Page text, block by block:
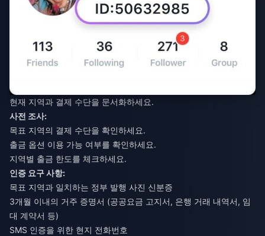
현재 지역과 결제 수단을 문서화하세요.
사전 조사:
목표 지역의 결제 수단을 확인하세요.
출금 옵션 이용 가능 여부를 확인하세요.
지역별 출금 한도를 체크하세요.
인증 요구 사항:
목표 지역과 일치하는 정부 발행 사진 신분증
3개월 이내의 거주 증명서 (공공요금 고지서, 은행 거래 내역서, 임
대 계약서 등)
SMS 인증을 위한 현지 전화번호